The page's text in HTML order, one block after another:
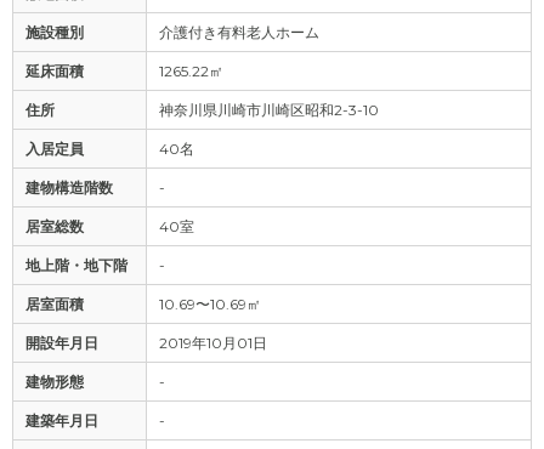
施設種別 介護付き有料老人ホーム
延床面積 1265.22㎡
住所 神奈川県川崎市川崎区昭和2-3-10
入居定員 40名
建物構造階数 -
居室総数 40室
地上階・地下階 -
居室面積 10.69〜10.69㎡
開設年月日 2019年10月01日
建物形態 -
建築年月日 -